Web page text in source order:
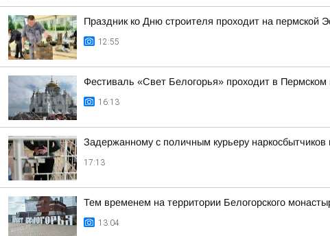
Праздник ко Дню строителя проходит на пермской
12:55
Фестиваль «Свет Белогорья» проходит в Пермском
16:13
Задержанному с поличным курьеру наркосбытчиков
17:13
Тем временем на территории Белогорского
13:04